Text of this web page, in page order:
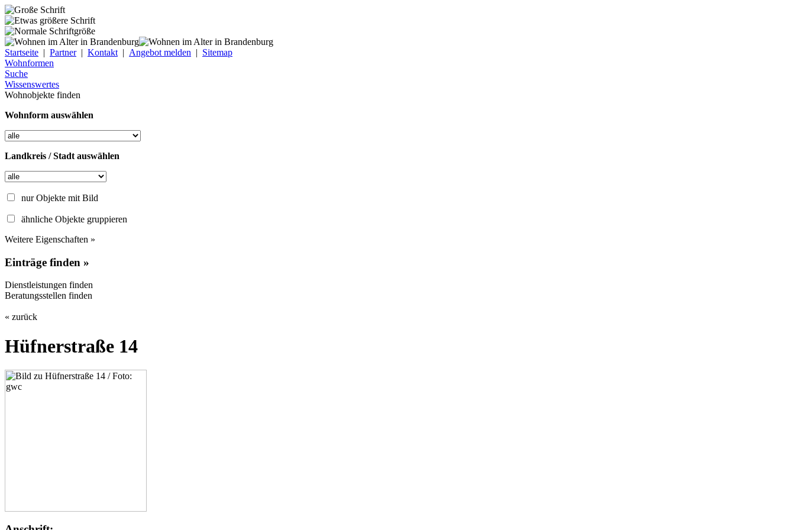
Startseite | Partner| Kontakt | Angebot melden | Sitemap
Wohnformen
Suche
Wissenswertes
Wohnobjekte finden
Wohnform auswählen
Landkreis / Stadt auswählen
nur Objekte mit Bild
ähnliche Objekte gruppieren
Weitere Eigenschaften »
Einträge finden »
Dienstleistungen finden
Beratungsstellen finden
« zurück
Hüfnerstraße 14